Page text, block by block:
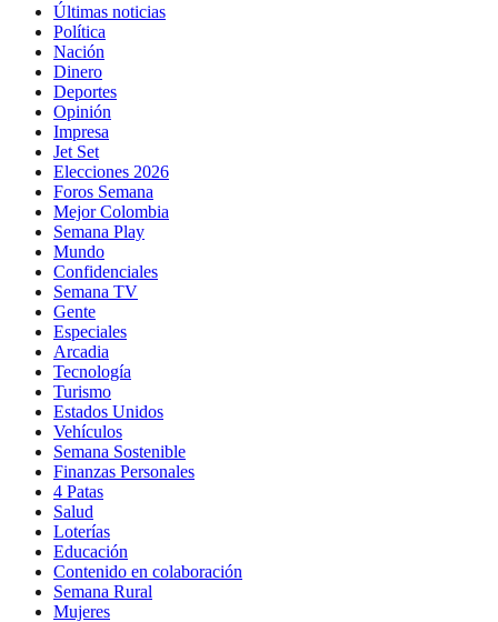
Últimas noticias
Política
Nación
Dinero
Deportes
Opinión
Impresa
Jet Set
Elecciones 2026
Foros Semana
Mejor Colombia
Semana Play
Mundo
Confidenciales
Semana TV
Gente
Especiales
Arcadia
Tecnología
Turismo
Estados Unidos
Vehículos
Semana Sostenible
Finanzas Personales
4 Patas
Salud
Loterías
Educación
Contenido en colaboración
Semana Rural
Mujeres